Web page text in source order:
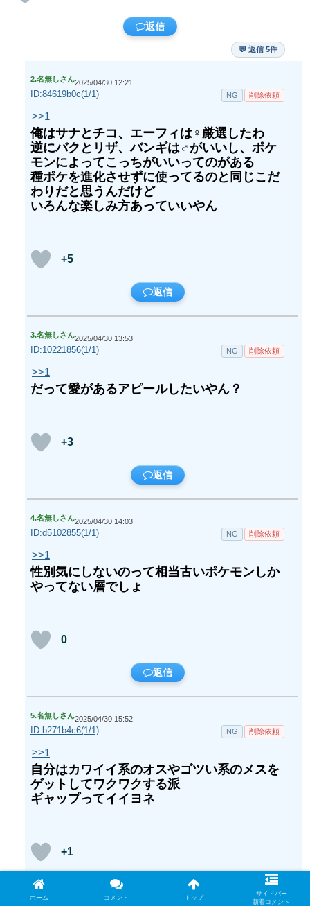
返信
💬 返信 5件
2.名無しさん2025/04/30 12:21
ID:84619b0c(1/1) NG 削除依頼
>>1
俺はサナとチコ、エーフィは♀厳選したわ
逆にバクとリザ、バンギは♂がいいし、ポケ
モンによってこっちがいいってのがある
種ポケを進化させずに使ってるのと同じこだ
わりだと思うんだけど
いろんな楽しみ方あっていいやん
+5
返信
3.名無しさん2025/04/30 13:53
ID:10221856(1/1) NG 削除依頼
>>1
だって愛があるアピールしたいやん？
+3
返信
4.名無しさん2025/04/30 14:03
ID:d5102855(1/1) NG 削除依頼
>>1
性別気にしないのって相当古いポケモンしか
やってない層でしょ
0
返信
5.名無しさん2025/04/30 15:52
ID:b271b4c6(1/1) NG 削除依頼
>>1
自分はカワイイ系のオスやゴツい系のメスを
ゲットしてワクワクする派
ギャップってイイヨネ
+1
ホーム コメント トップ
サイドバー
新着コメント